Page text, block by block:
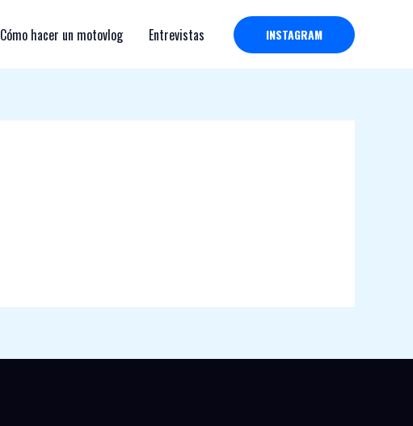
Cómo hacer un motovlog Entrevistas INSTAGRAM